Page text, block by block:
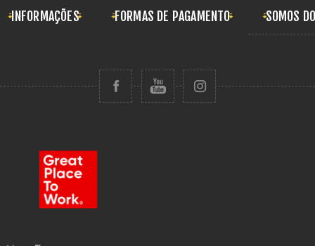
INFORMAÇÕES FORMAS DE PAGAMENTO SOMOS